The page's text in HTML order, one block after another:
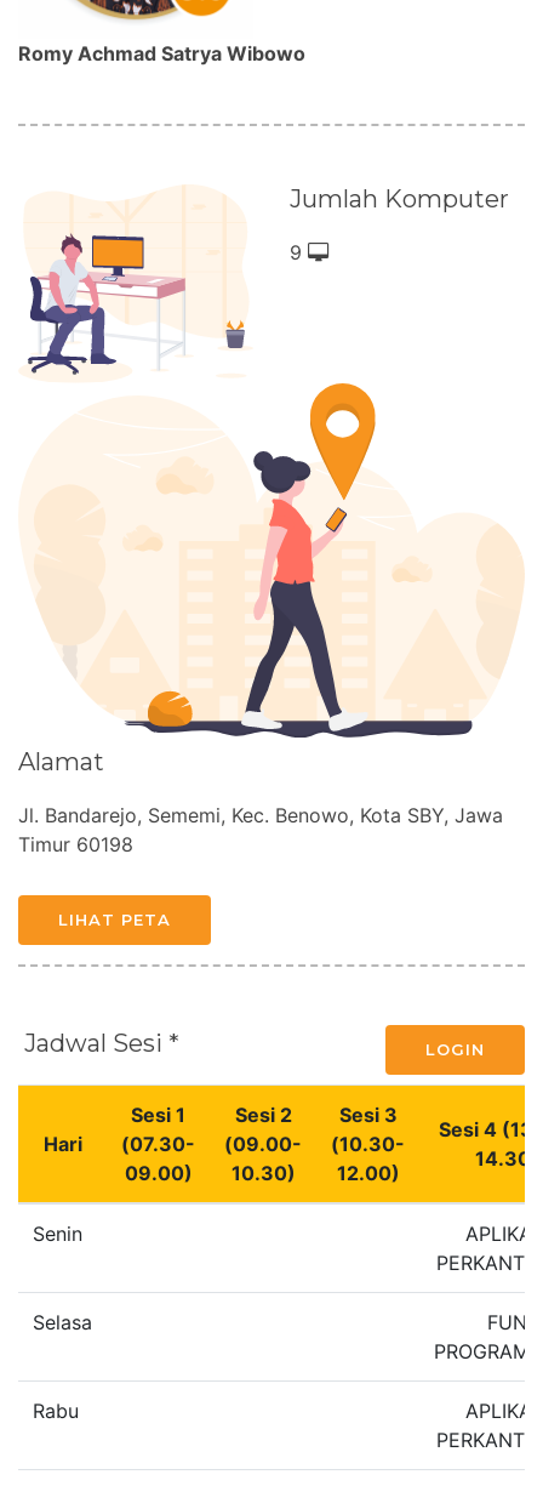
Romy Achmad Satrya Wibowo
Jumlah Komputer
9
Alamat
Jl. Bandarejo, Sememi, Kec. Benowo, Kota SBY, Jawa
Timur 60198
LIHAT PETA
Jadwal Sesi * LOGIN
Hari
Sesi 1
(07.30-
09.00)
Sesi 2
(09.00-
10.30)
Sesi 3
(10.30-
12.00)
Sesi 4
14.30)
Senin
Selasa
FUN
Rabu